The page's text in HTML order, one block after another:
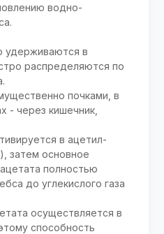
водно-
удерживаются в
распределяются по
почками, в
- через кишечник,
в ацетил-
затем основное
полностью
до углекислого газа
осуществляется в
способность